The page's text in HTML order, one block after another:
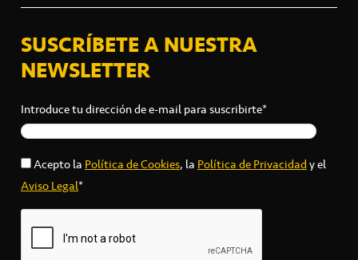
SUSCRÍBETE A NUESTRA
NEWSLETTER
Introduce tu dirección de e-mail para suscribirte*
Acepto laPolítica de Cookies, laPolítica de Privacidady el
Aviso Legal*